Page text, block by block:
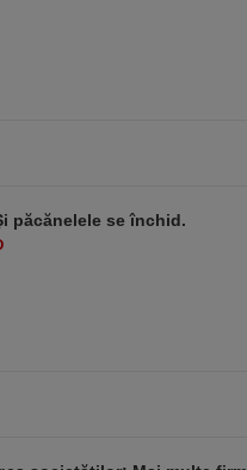
păcănelele se închid.